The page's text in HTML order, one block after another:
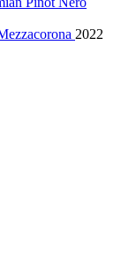
2022